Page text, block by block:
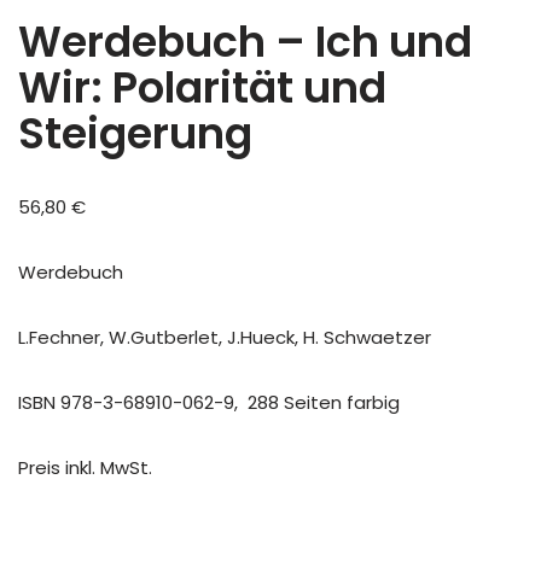
Werdebuch – Ich und
Wir: Polarität und
Steigerung
56,80 €
Werdebuch
L.Fechner, W.Gutberlet, J.Hueck, H. Schwaetzer
ISBN 978-3-68910-062-9, 288 Seiten farbig
Preis inkl. MwSt.